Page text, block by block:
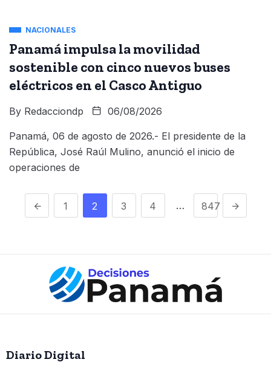
NACIONALES
Panamá impulsa la movilidad
sostenible con cinco nuevos buses
eléctricos en el Casco Antiguo
By Redacciondp 06/08/2026
Panamá, 06 de agosto de 2026.- El presidente de la
República, José Raúl Mulino, anunció el inicio de
operaciones de
1 2 3 4 … 847
Diario Digital